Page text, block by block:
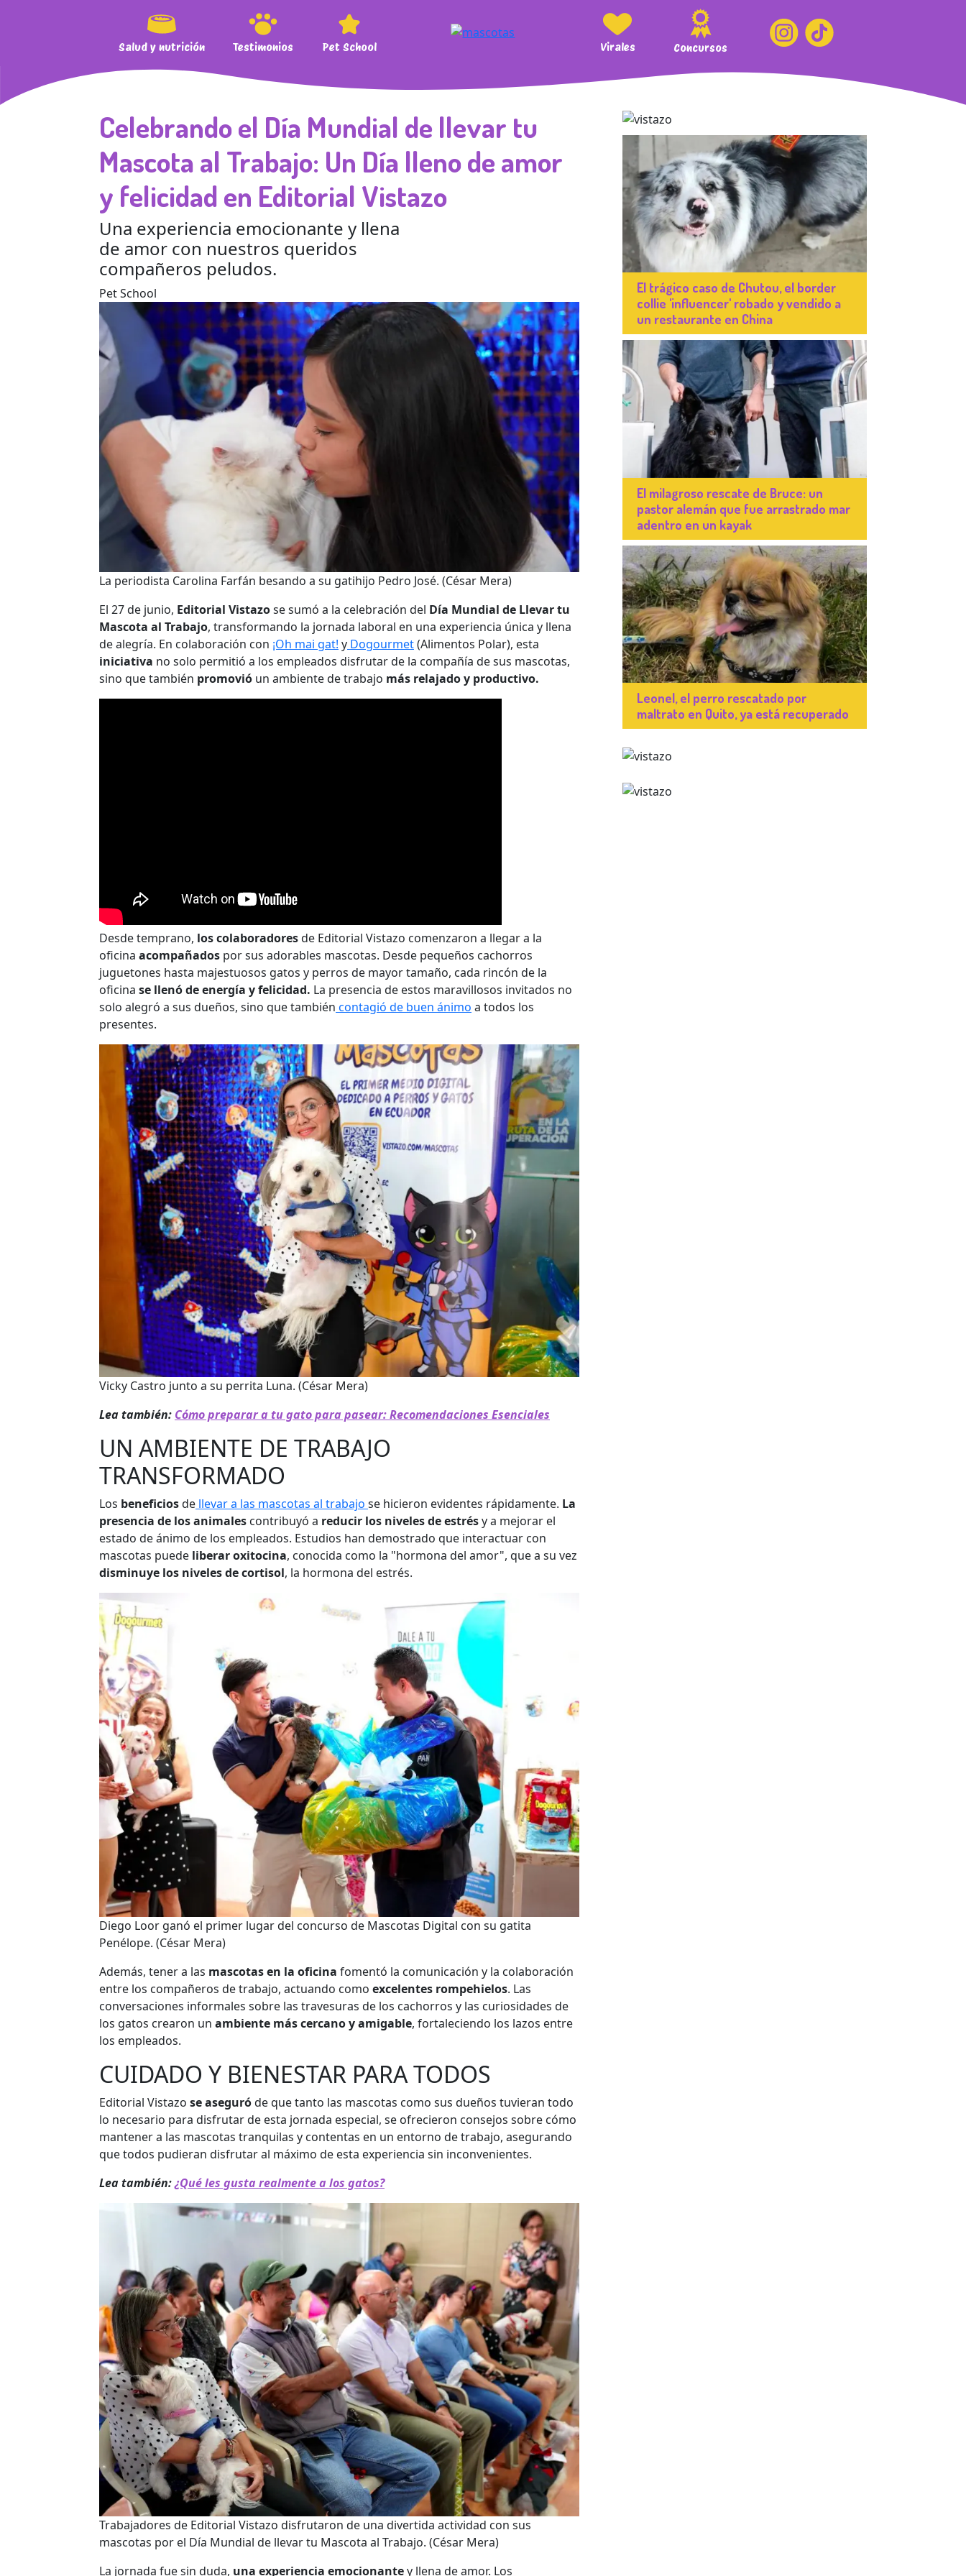
Salud y nutrición Testimonios Pet School Virales Concursos
Celebrando el Día Mundial de llevar tu
Mascota al Trabajo: Un Día lleno de amor
y felicidad en Editorial Vistazo
Una experiencia emocionante y llena
de amor con nuestros queridos
compañeros peludos.
Pet School
La periodista Carolina Farfán besando a su gatihijo Pedro José. (César Mera)
El 27 de junio, Editorial Vistazose sumó a la celebración del Día Mundial de Llevar tu
Mascota al Trabajo, transformando la jornada laboral en una experiencia única y llena
de alegría. En colaboración con ¡Oh mai gat! y Dogourmet(Alimentos Polar), esta
iniciativa no solo permitió a los empleados disfrutar de la compañía de sus mascotas,
sino que también promovió un ambiente de trabajo más relajado y productivo.
Desde temprano, los colaboradoresde Editorial Vistazo comenzaron a llegar a la
oficina acompañados por sus adorables mascotas. Desde pequeños cachorros
juguetones hasta majestuosos gatos y perros de mayor tamaño, cada rincón de la
oficina se llenó de energía y felicidad. La presencia de estos maravillosos invitados no
solo alegró a sus dueños, sino que también contagió de buen ánimo a todos los
presentes.
Vicky Castro junto a su perrita Luna. (César Mera)
Lea también: Cómo preparar a tu gato para pasear: Recomendaciones Esenciales
UN AMBIENTE DE TRABAJO
TRANSFORMADO
Los beneficiosde llevar a las mascotas al trabajo se hicieron evidentes rápidamente. La
presencia de los animales contribuyó a reducir los niveles de estrésy a mejorar el
estado de ánimo de los empleados. Estudios han demostrado que interactuar con
mascotas puede liberar oxitocina, conocida como la "hormona del amor", que a su vez
disminuye los niveles de cortisol, la hormona del estrés.
Diego Loor ganó el primer lugar del concurso de Mascotas Digital con su gatita
Penélope. (César Mera)
Además, tener a las mascotas en la oficina fomentó la comunicación y la colaboración
entre los compañeros de trabajo, actuando como excelentes rompehielos. Las
conversaciones informales sobre las travesuras de los cachorros y las curiosidades de
los gatos crearon un ambiente más cercano y amigable, fortaleciendo los lazos entre
los empleados.
CUIDADO Y BIENESTAR PARA TODOS
Editorial Vistazo se aseguróde que tanto las mascotas como sus dueños tuvieran todo
lo necesario para disfrutar de esta jornada especial, se ofrecieron consejos sobre cómo
mantener a las mascotas tranquilas y contentas en un entorno de trabajo, asegurando
que todos pudieran disfrutar al máximo de esta experiencia sin inconvenientes.
Lea también:¿Qué les gusta realmente a los gatos?
Trabajadores de Editorial Vistazo disfrutaron de una divertida actividad con sus
mascotas por el Día Mundial de llevar tu Mascota al Trabajo. (César Mera)
La jornada fue sin duda, una experiencia emocionantey llena de amor. Los
El trágico caso de Chutou, el border
collie 'influencer' robado y vendido a
un restaurante en China
El milagroso rescate de Bruce: un
pastor alemán que fue arrastrado mar
adentro en un kayak
Leonel, el perro rescatado por
maltrato en Quito, ya está recuperado